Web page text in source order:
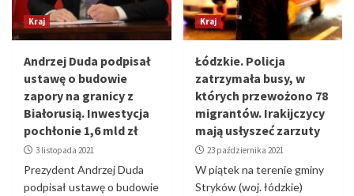
Kraj
Andrzej Duda podpisał
ustawę o budowie
zapory na granicy z
Białorusią. Inwestycja
pochłonie 1,6 mld zł
3 listopada 2021
Prezydent Andrzej Duda
podpisał ustawę o budowie
Kraj
Łódzkie. Policja
zatrzymała busy, w
których przewożono 78
migrantów. Irakijczycy
mają usłyszeć zarzuty
23 października 2021
W piątek na terenie gminy
Stryków (woj. łódzkie)